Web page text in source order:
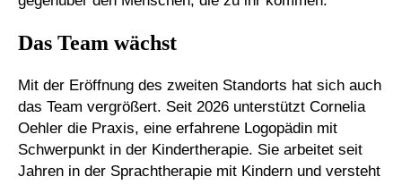
Das Team wächst
Mit der Eröffnung des zweiten Standorts hat sich auch
das Team vergrößert. Seit 2026 unterstützt Cornelia
Oehler die Praxis, eine erfahrene Logopädin mit
Schwerpunkt in der Kindertherapie. Sie arbeitet seit
Jahren in der Sprachtherapie mit Kindern und versteht